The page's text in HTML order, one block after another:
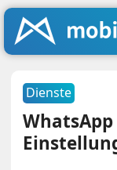
Dienste